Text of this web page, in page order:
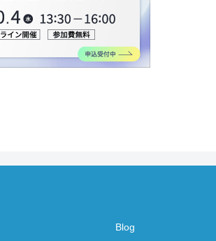
Blog